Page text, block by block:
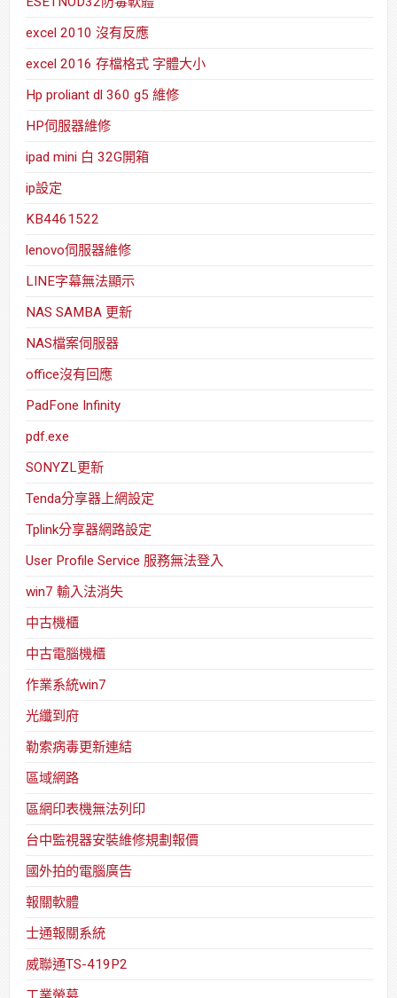
excel 2010 沒有反應
excel 2016 存檔格式 字體大小
Hp proliant dl 360 g5 維修
HP伺服器維修
ipad mini 白 32G開箱
ip設定
KB4461522
lenovo伺服器維修
LINE字幕無法顯示
NAS SAMBA 更新
NAS檔案伺服器
office沒有回應
PadFone Infinity
pdf.exe
SONYZL更新
Tenda分享器上網設定
Tplink分享器網路設定
User Profile Service 服務無法登入
win7 輸入法消失
中古機櫃
中古電腦機櫃
作業系統win7
光纖到府
勒索病毒更新連結
區域網路
區網印表機無法列印
台中監視器安裝維修規劃報價
國外拍的電腦廣告
報關軟體
士通報關系統
威聯通TS-419P2